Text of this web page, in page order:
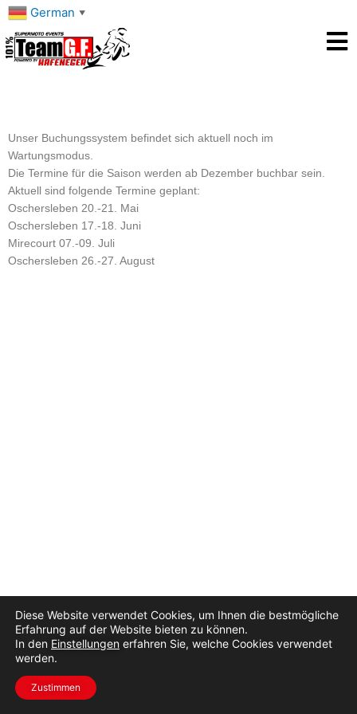
Zum
springen
German ▼
Unser Buchungssystem befindet sich aktuell noch im
Wartungsmodus.
Die Termine für die Saison werden ab Dezember buchbar sein.
Aktuell sind folgende Termine geplant:
Oschersleben 20.-21. Mai
Oschersleben 17.-18. Juni
Mirecourt 07.-09. Juli
Oschersleben 26.-27. August
Copyright ©2026 TeamGF Supermototrainings
Impressum und Datenschutz
Diese Website verwendet Cookies, um Ihnen die bestmögliche
Erfahrung auf der Website bieten zu können.
In den Einstellungen erfahren Sie, welche Cookies verwendet
werden.
Zustimmen